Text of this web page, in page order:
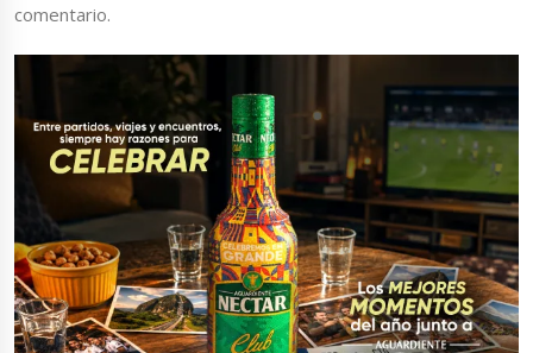
comentario.